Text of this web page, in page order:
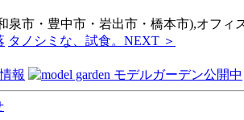
泉市・豊中市・岩出市・橋本市),オフ
タノシミな、試食。 NEXT ＞